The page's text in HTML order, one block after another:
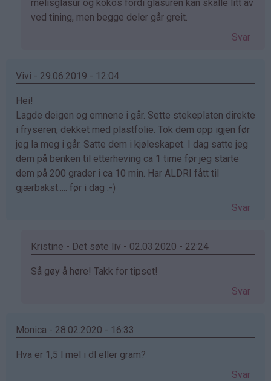
svar
på
(ikke
melisglasur og kokos fordi glasuren kan skalle litt av
ved tining, men begge deler går greit.
Svar
Vivi - 29.06.2019 - 12:04
Hei!
Lagde deigen og emnene i går. Sette stekeplaten direkte
i fryseren, dekket med plastfolie. Tok dem opp igjen før
jeg la meg i går. Satte dem i kjøleskapet. I dag satte jeg
dem på benken til etterheving ca 1 time før jeg starte
dem på 200 grader i ca 10 min. Har ALDRI fått til
gjærbakst..... før i dag :-)
Svar
Kristine - Det søte liv - 02.03.2020 - 22:24
Som
Vivi
bekreftet)
Så gøy å høre! Takk for tipset!
Svar
Monica - 28.02.2020 - 16:33
Hva er 1,5 l mel i dl eller gram?
Svar